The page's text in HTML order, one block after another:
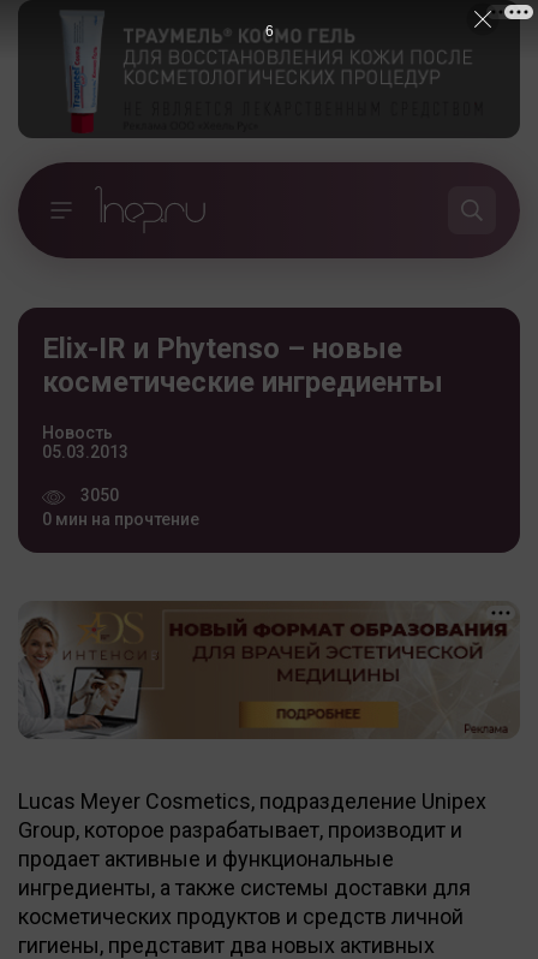
Elix-IR и Phytenso – новые
косметические ингредиенты
Новость
05.03.2013
3050
0 мин на прочтение
Lucas Meyer Cosmetics, подразделение Unipex
Group, которое разрабатывает, производит и
продает активные и функциональные
ингредиенты, а также системы доставки для
косметических продуктов и средств личной
гигиены, представит два новых активных
5